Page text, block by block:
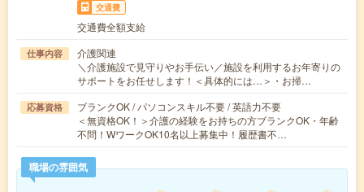
交通費
交通費全額支給
仕事内容
介護関連
＼介護施設で見守りやお手伝い／施設を利用するお年寄りの
サポートをお任せします！＜具体的には…＞・お掃…
応募資格
ブランクOK / パソコンスキル不要 / 英語力不要
＜無資格OK！＞介護の経験をお持ちの方ブランクOK・年齢
不問！WワークOK10名以上募集中！履歴書不…
職場の雰囲気